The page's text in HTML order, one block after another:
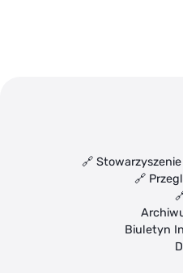
🔗
🔗
Biuletyn